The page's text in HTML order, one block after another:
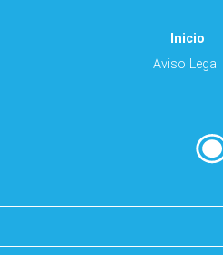
Inicio
Aviso Legal